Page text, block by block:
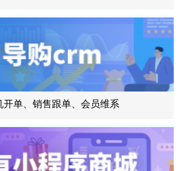
开单、销售跟单、会员维系